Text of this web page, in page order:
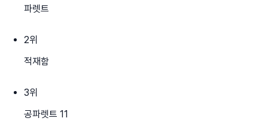
파렛트
2위
적재함
3위
공파렛트 11